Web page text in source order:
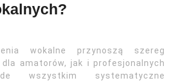
wokalne przynoszą szereg
amatorów, jak i profesjonalnych
wszystkim systematyczne